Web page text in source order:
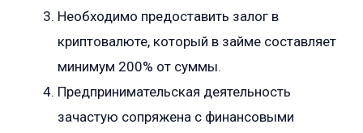
Необходимо предоставить залог в
криптовалюте, который в займе составляет
минимум 200% от суммы.
Предпринимательская деятельность
зачастую сопряжена с финансовыми